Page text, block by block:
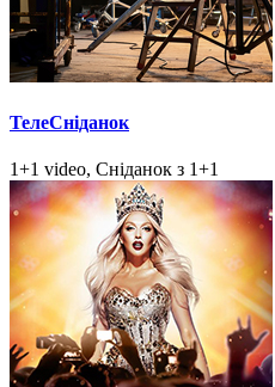
ТелеСніданок
1+1 video, Сніданок з 1+1